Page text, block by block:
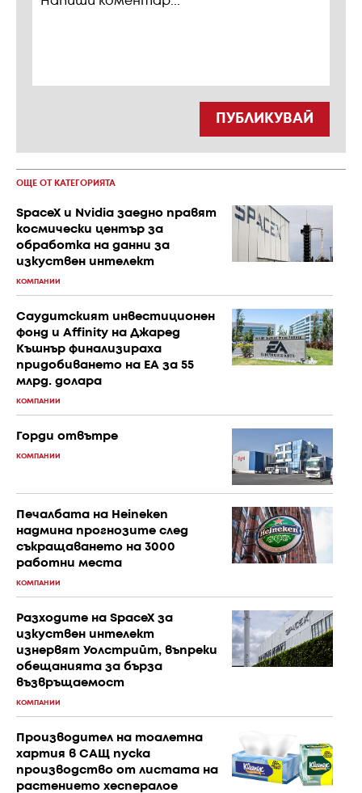
ПУБЛИКУВАЙ
ОЩЕ ОТ КАТЕГОРИЯТА
SpaceX и Nvidia заедно правят
космически център за
обработка на данни за
изкуствен интелект
КОМПАНИИ
Саудитският инвестиционен
фонд и Affinity на Джаред
Къшнър финализираха
придобиването на EA за 55
млрд. долара
КОМПАНИИ
Горди отвътре
КОМПАНИИ
Печалбата на Heineken
надмина прогнозите след
съкращаването на 3000
работни места
КОМПАНИИ
Разходите на SpaceX за
изкуствен интелект
изнервят Уолстрийт, въпреки
обещанията за бърза
възвръщаемост
КОМПАНИИ
Производител на тоалетна
хартия в САЩ пуска
производство от листата на
растението хеспералое